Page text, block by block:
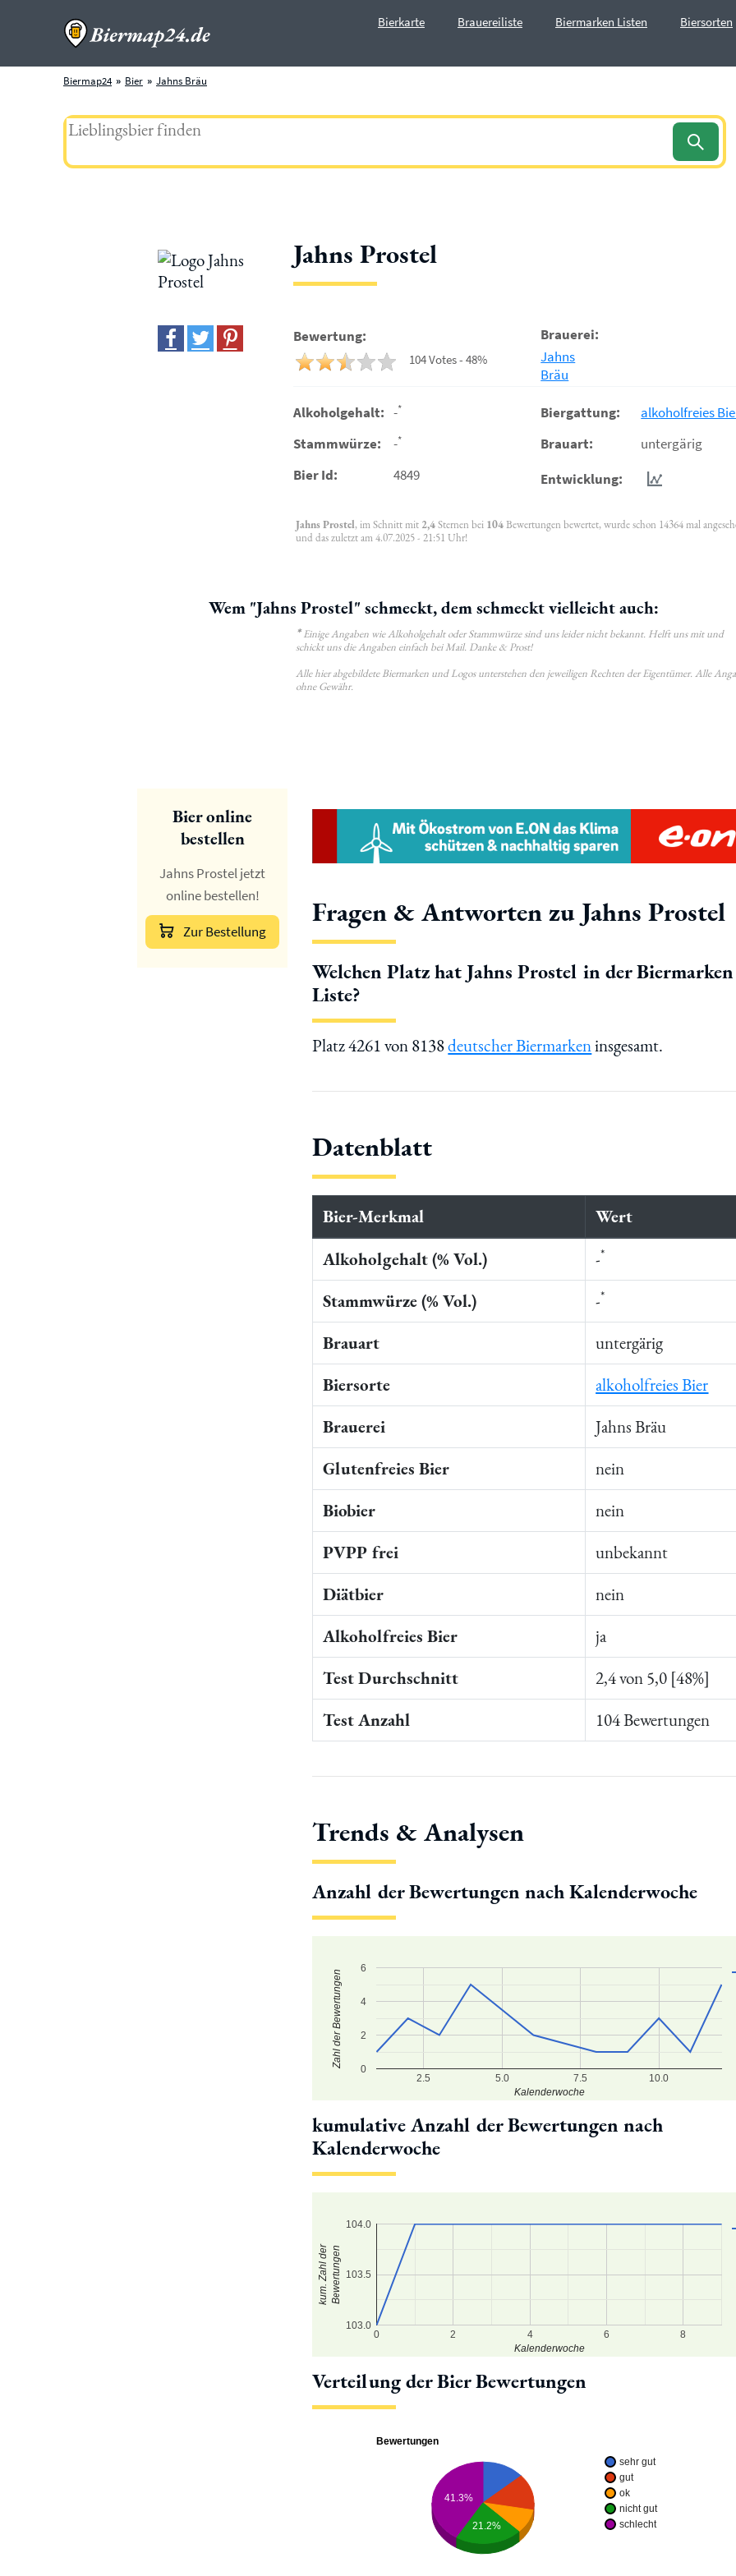
Bierkarte Brauereiliste Biermarken Listen Biersorten
Biermap24 Bier Jahns Bräu
Jahns Prostel
Bewertung:
104 Votes - 48%
Brauerei:
Jahns
Bräu
Alkoholgehalt: -*
Stammwürze: -*
Bier Id: 4849
Biergattung:
alkoholfreies
Brauart:
untergärig
Entwicklung:
Jahns Prostel, im Schnitt mit 2,4Sternen bei 104Bewertungen bewertet, wurde schon 14364 mal
und das zuletzt am 4.07.2025 - 21:51 Uhr!
Wem "Jahns Prostel" schmeckt, dem schmeckt vielleicht auch:
*Einige Angaben wie Alkoholgehalt oder Stammwürze sind uns leider nicht bekannt. Helft uns mit und
schickt uns die Angaben einfach bei Mail. Danke & Prost!
Alle hier abgebildete Biermarken und Logos unterstehen den jeweiligen Rechten der Eigentümer. Alle
ohne Gewähr.
Bier online
bestellen
Jahns Prostel jetzt
online bestellen!
Zur Bestellung
Fragen & Antworten zu Jahns Prostel
Welchen Platz hat Jahns Prostel in der Biermarken
Liste?
Platz 4261 von 8138deutscher Biermarkeninsgesamt.
Datenblatt
Bier-Merkmal
Wert
Alkoholgehalt (% Vol.)
-*
Stammwürze (% Vol.) -*
Brauart
untergärig
Biersorte
alkoholfreies Bier
Brauerei
Jahns Bräu
Glutenfreies Bier
nein
Biobier
nein
PVPP frei
unbekannt
Diätbier
nein
Alkoholfreies Bier
ja
Test Durchschnitt
2,4 von 5,0 [48%]
Test Anzahl
104 Bewertungen
Trends & Analysen
Anzahl der Bewertungen nach Kalenderwoche
2.5 5.0 7.5 10.0
0
2
4
6
Kalenderwoche
Zahl der Bewertungen
kumulative Anzahl der Bewertungen nach
Kalenderwoche
0 2 4 6 8
103.0
103.5
104.0
Kalenderwoche
kum. Zahl derBewertungen
Verteilung der Bier Bewertungen
Bewertungen
sehr gut
gut
ok
nicht gut
schlecht
41.3%
21.2%